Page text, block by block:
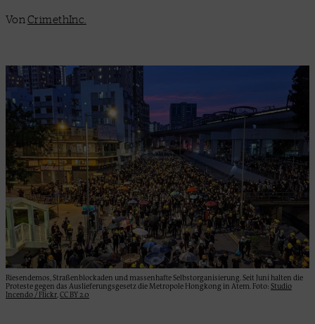
Von CrimethInc.
Riesendemos, Straßenblockaden und massenhafte Selbstorganisierung. Seit Juni halten die
Proteste gegen das Auslieferungsgesetz die Metropole Hongkong in Atem. Foto: Studio
Incendo / Flickr,CC BY 2.0